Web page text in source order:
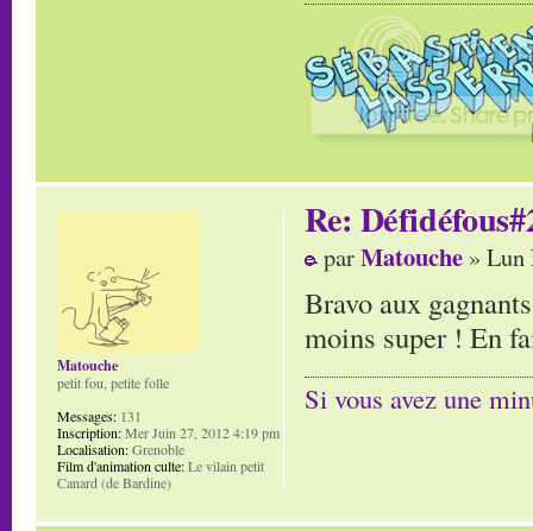
Re:
parMatouche » Lun
Bravo aux
moins super ! En
Si vous avez une
Matouche
petit fou, petite folle
Messages: 131
Inscription:Mer Juin 27, 2012 4:19 pm
Localisation:Grenoble
Film d'animation culte:Le vilain petit
Canard (de Bardine)